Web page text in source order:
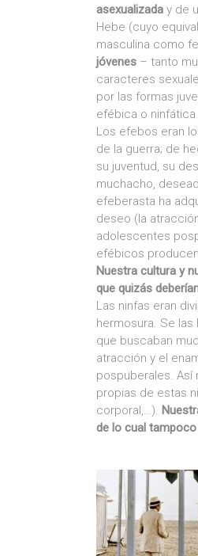
asexualizada y de
Hebe (cuyo
masculina como
jóvenes – tanto
caracteres
por las formas
efébica o ninfática.
Los efebos eran
de la guerra; de
su juventud, su
muchacho,
efeberasta ha
deseo (la
adolescentes
efébicos
Nuestra cultura y
que quizás
Las ninfas eran
hermosura. Se
que buscaban
atracción y el
pospuberales. Así
propias de estas
corporal,…).
de lo cual